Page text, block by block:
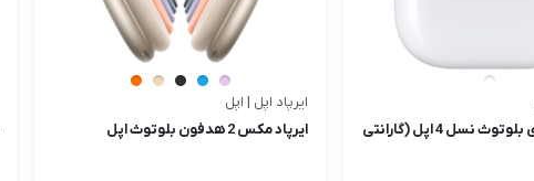
ایرپاد هندزفری بلوتوث نسل 4 اپل (گارانتی
ایرپاد اپل | اپل
ایرپاد مکس 2 هدفون بلوتوث اپل